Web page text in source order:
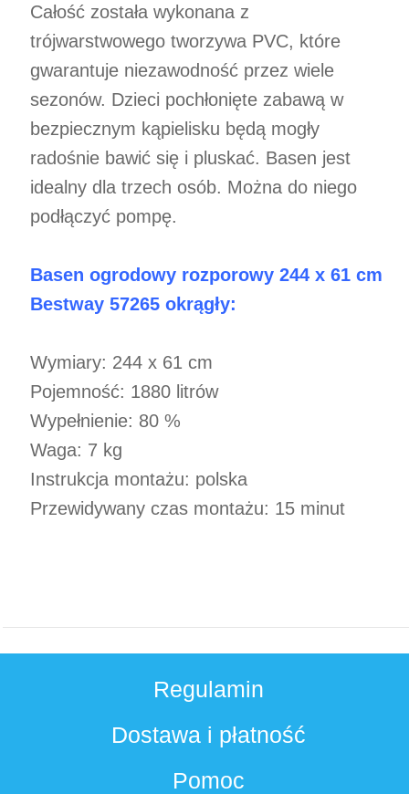
Całość została wykonana z
trójwarstwowego tworzywa PVC, które
gwarantuje niezawodność przez wiele
sezonów. Dzieci pochłonięte zabawą w
bezpiecznym kąpielisku będą mogły
radośnie bawić się i pluskać. Basen jest
idealny dla trzech osób. Można do niego
podłączyć pompę.
Basen ogrodowy rozporowy 244 x 61 cm
Bestway 57265 okrągły:
Wymiary: 244 x 61 cm
Pojemność: 1880 litrów
Wypełnienie: 80 %
Waga: 7 kg
Instrukcja montażu: polska
Przewidywany czas montażu: 15 minut
Regulamin
Dostawa i płatność
Pomoc